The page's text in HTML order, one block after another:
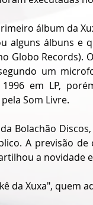
álbum da
alguns álbuns e
Globo Records).
um
em LP,
Som Livre.
Bolachão
A previsão
a novidade
da Xuxa", quem